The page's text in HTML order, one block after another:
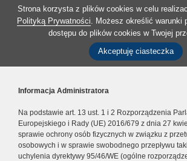
Strona korzysta z plików cookies w celu
Polityką Prywatności. Możesz określić warunki
dostępu do plików cookies w Twojej
Akceptuję ciasteczka
Informacja Administratora
Na podstawie art. 13 ust. 1 i 2 Rozporządzenia
Europejskiego i Rady (UE) 2016/679 z dnia 27
sprawie ochrony osób fizycznych w związku z
osobowych i w sprawie swobodnego przepływu
uchylenia dyrektywy 95/46/WE (ogólne